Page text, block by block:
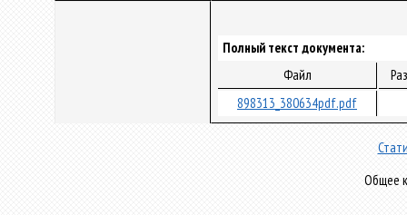
Полный текст документа:
Файл
898313_380634pdf.pdf
Общее